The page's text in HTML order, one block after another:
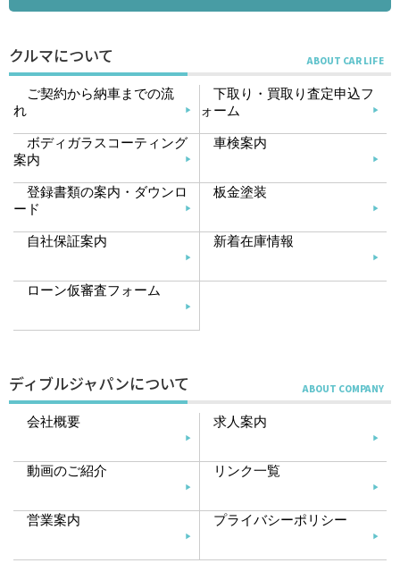
クルマについて
ご契約から納車までの流
れ
下取り・買取り査定申込フ
ォーム
ボディガラスコーティング
案内
車検案内
登録書類の案内・ダウンロ
ード
板金塗装
自社保証案内 新着在庫情報
ローン仮審査フォーム
ディブルジャパンについて
会社概要 求人案内
動画のご紹介 リンク一覧
営業案内 プライバシーポリシー